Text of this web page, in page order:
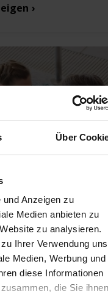
Über
Anzeigen zu
Medien anbieten zu
zu analysieren.
Ihrer Verwendung
Medien, Werbung und
diese Informationen
die Sie ihnen
Wellness.
Ambiente. Jetzt für
und sofort